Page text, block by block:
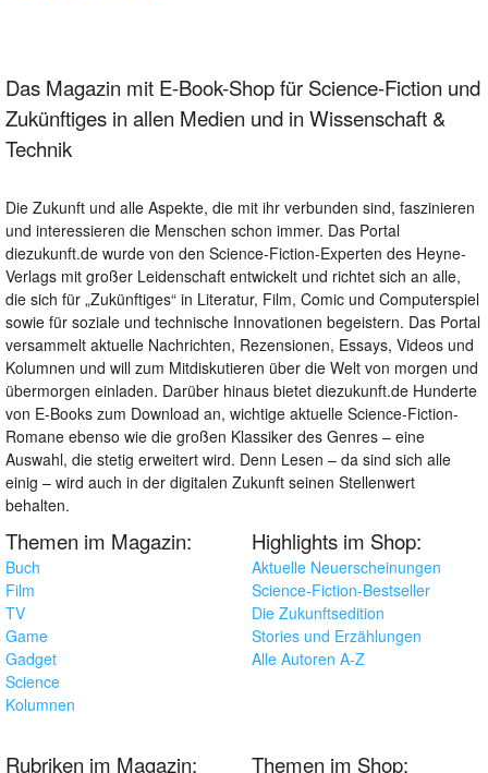
Das Magazin mit E-Book-Shop für Science-Fiction und
Zukünftiges in allen Medien und in Wissenschaft &
Technik
Die Zukunft und alle Aspekte, die mit ihr verbunden sind, faszinieren
und interessieren die Menschen schon immer. Das Portal
diezukunft.de wurde von den Science-Fiction-Experten des Heyne-
Verlags mit großer Leidenschaft entwickelt und richtet sich an alle,
die sich für „Zukünftiges“ in Literatur, Film, Comic und Computerspiel
sowie für soziale und technische Innovationen begeistern. Das Portal
versammelt aktuelle Nachrichten, Rezensionen, Essays, Videos und
Kolumnen und will zum Mitdiskutieren über die Welt von morgen und
übermorgen einladen. Darüber hinaus bietet diezukunft.de Hunderte
von E-Books zum Download an, wichtige aktuelle Science-Fiction-
Romane ebenso wie die großen Klassiker des Genres – eine
Auswahl, die stetig erweitert wird. Denn Lesen – da sind sich alle
einig – wird auch in der digitalen Zukunft seinen Stellenwert
behalten.
Themen im Magazin:
Buch
Film
TV
Game
Gadget
Science
Kolumnen
Highlights im Shop:
Aktuelle Neuerscheinungen
Science-Fiction-Bestseller
Die Zukunftsedition
Stories und Erzählungen
Alle Autoren A-Z
Rubriken im Magazin: Themen im Shop: